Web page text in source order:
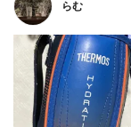
らむ